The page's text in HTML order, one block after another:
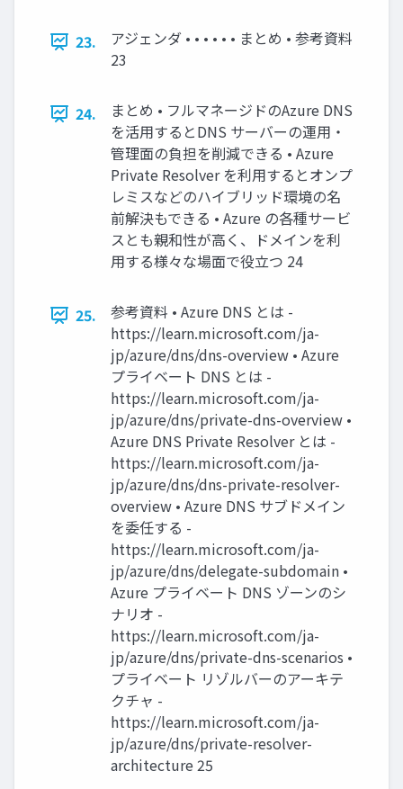
23.
アジェンダ • • • • • • まとめ • 参考資料
23
24.
まとめ • フルマネージドのAzure DNS
を活用するとDNS サーバーの運用・
管理面の負担を削減できる • Azure
Private Resolver を利用するとオンプ
レミスなどのハイブリッド環境の名
前解決もできる • Azure の各種サービ
スとも親和性が高く、ドメインを利
用する様々な場面で役立つ 24
25.
参考資料 • Azure DNS とは -
https://learn.microsoft.com/ja-
jp/azure/dns/dns-overview • Azure
プライベート DNS とは -
https://learn.microsoft.com/ja-
jp/azure/dns/private-dns-overview •
Azure DNS Private Resolver とは -
https://learn.microsoft.com/ja-
jp/azure/dns/dns-private-resolver-
overview • Azure DNS サブドメイン
を委任する -
https://learn.microsoft.com/ja-
jp/azure/dns/delegate-subdomain •
Azure プライベート DNS ゾーンのシ
ナリオ -
https://learn.microsoft.com/ja-
jp/azure/dns/private-dns-scenarios •
プライベート リゾルバーのアーキテ
クチャ -
https://learn.microsoft.com/ja-
jp/azure/dns/private-resolver-
architecture 25